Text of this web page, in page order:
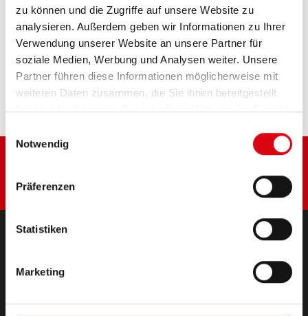
zu können und die Zugriffe auf unsere Website zu
analysieren. Außerdem geben wir Informationen zu Ihrer
Verwendung unserer Website an unsere Partner für
soziale Medien, Werbung und Analysen weiter. Unsere
Partner führen diese Informationen möglicherweise mit
weiteren Daten zusammen, die Sie ihnen bereitgestellt
haben oder die sie im Rahmen Ihrer Nutzung der Dienste
Notwendig
Präferenzen
Statistiken
Marketing
PRODUKTDETAILS >
Diese Batterie kaufen:
HÄNDLER & EINBAUSERVICE >
Starter- & Bordnetzbatterien